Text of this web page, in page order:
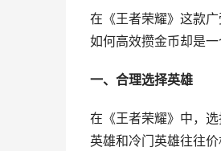
在《王者荣耀》这款
如何高效攒金币却是
一、合理选择英雄
在《王者荣耀》中，
英雄和冷门英雄往往